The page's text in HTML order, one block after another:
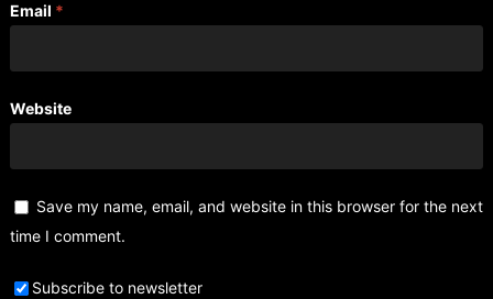
Email *
Website
Save my name, email, and website in this browser for the next
time I comment.
Subscribe to newsletter